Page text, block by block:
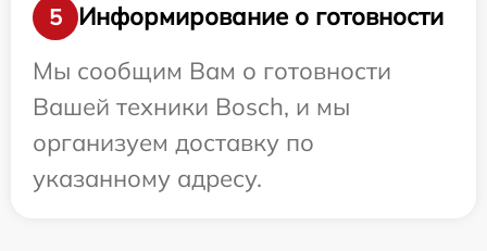
5
Информирование о готовности
Мы сообщим Вам о готовности
Вашей техники Bosch, и мы
организуем доставку по
указанному адресу.